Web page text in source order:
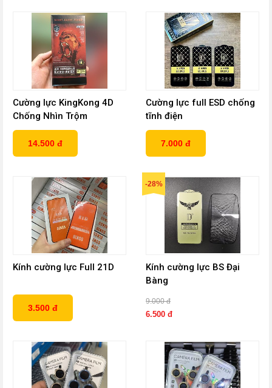
Cường lực KingKong 4D
Chống Nhìn Trộm
14.500 đ
Cường lực full ESD chống
tĩnh điện
7.000 đ
Kính cường lực Full 21D
3.500 đ
-28%
Kính cường lực BS Đại
Bàng
9.000 đ
6.500 đ